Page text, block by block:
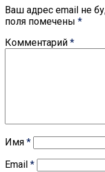
Ваш адрес email не
поля помечены *
Комментарий *
Имя *
Email *